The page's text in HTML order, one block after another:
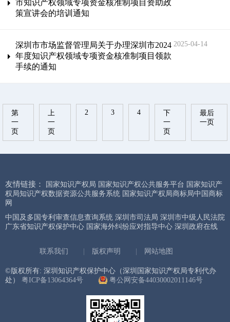
市知识产权领域专项资金核准制项目资助政
策宣讲会的培训通知
深圳市市场监督管理局关于办理深圳市2024
年度知识产权领域专项资金核准制项目领款
手续的通知
2025-04-14
第
一
页
上
一
页
2 3 4
下
一
页
最后
一页
友情链接： 国家知识产权局 国家知识产权公共服务平台 国家知识产
权局知识产权数据资源公共服务系统 国家知识产权局商标局中国商标
网
中国及多国专利审查信息查询系统 深圳市司法局 深圳市中级人民法院
广东省知识产权保护中心 国家海外纠纷应对指导中心 深圳政府在线
联系我们 版权声明 网站地图
©版权所有: 深圳知识产权保护中心（深圳国家知识产权局专利代办
处） 粤ICP备13064364号 粤公网安备44030002011146号